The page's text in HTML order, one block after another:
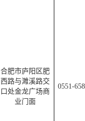
合肥市庐阳区肥
西路与濉溪路交
口处金龙广场商
业门面
0551-